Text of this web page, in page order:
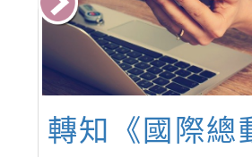
轉知《國際總